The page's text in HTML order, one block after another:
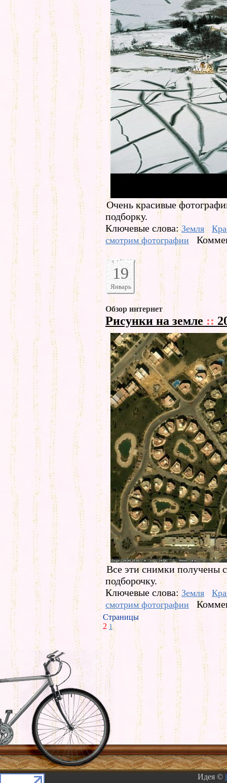
Очень красивые
подборку.
Ключевые слова:Земля
смотрим фотографии
19
Январь
Обзор интернет
Рисунки на земле ::
Все эти снимки получены
подборочку.
Ключевые слова: Земля
смотрим фотографии
Страницы
2 1
Идея ©